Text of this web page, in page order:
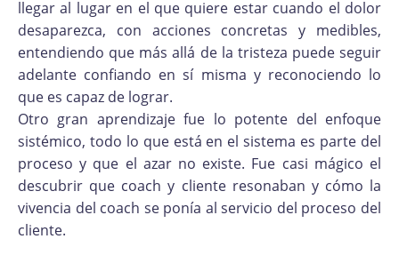
llegar al lugar en el que quiere estar cuando el dolor
desaparezca, con acciones concretas y medibles,
entendiendo que más allá de la tristeza puede seguir
adelante confiando en sí misma y reconociendo lo
que es capaz de lograr.
Otro gran aprendizaje fue lo potente del enfoque
sistémico, todo lo que está en el sistema es parte del
proceso y que el azar no existe. Fue casi mágico el
descubrir que coach y cliente resonaban y cómo la
vivencia del coach se ponía al servicio del proceso del
cliente.